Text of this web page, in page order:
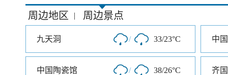
周边地区 | 周边景点
九天洞 / 33/23°C 中
中国陶瓷馆 / 38/26°C 齐